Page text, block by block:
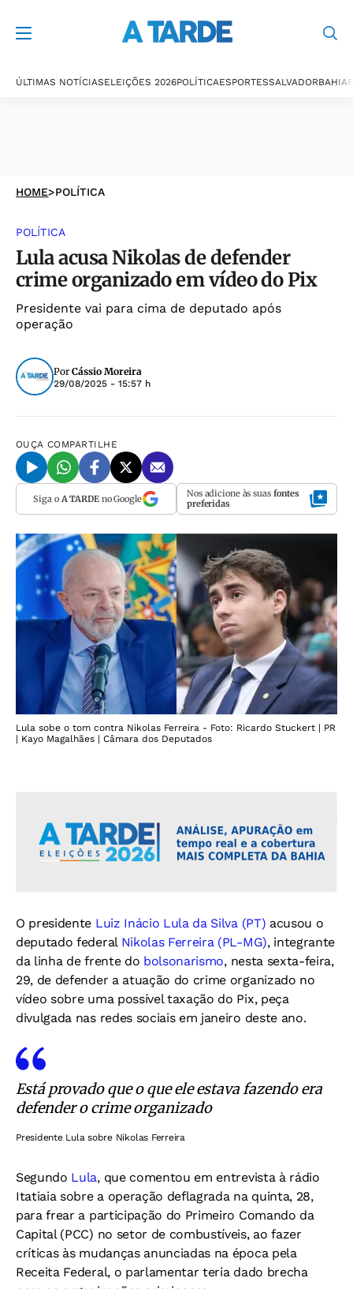
ÚLTIMAS NOTÍCIASELEIÇÕES 2026POLÍTICAESPORTESSALVADORBAHIA
HOME>POLÍTICA
POLÍTICA
Lula acusa Nikolas de defender
crime organizado em vídeo do Pix
Presidente vai para cima de deputado após
operação
Por Cássio Moreira
29/08/2025 - 15:57 h
OUÇA COMPARTILHE
Siga o A TARDEno Google Nos adicione às suas fontes
preferidas
Lula sobe o tom contra Nikolas Ferreira - Foto: Ricardo Stuckert | PR
| Kayo Magalhães | Câmara dos Deputados
O presidente Luiz Inácio Lula da Silva (PT) acusou o
deputado federal Nikolas Ferreira (PL-MG), integrante
da linha de frente do bolsonarismo, nesta sexta-feira,
29, de defender a atuação do crime organizado no
vídeo sobre uma possível taxação do Pix, peça
divulgada nas redes sociais em janeiro deste ano.
Está provado que o que ele estava fazendo era
defender o crime organizado
Presidente Lula sobre Nikolas Ferreira
Segundo Lula, que comentou em entrevista à rádio
Itatiaia sobre a operação deflagrada na quinta, 28,
para frear a participação do Primeiro Comando da
Capital (PCC) no setor de combustíveis, ao fazer
críticas às mudanças anunciadas na época pela
Receita Federal, o parlamentar teria dado brecha